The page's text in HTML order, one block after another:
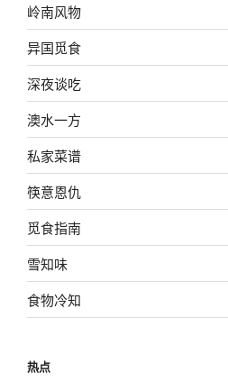
岭南风物
异国觅食
深夜谈吃
澳水一方
私家菜谱
筷意恩仇
觅食指南
雪知味
食物冷知
热点